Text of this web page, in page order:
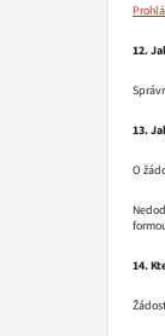
12.
13.
O
14.